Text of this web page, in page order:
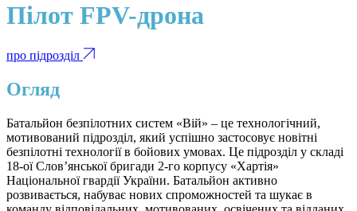
Пілот FPV-дрона
про підрозділ
Огляд
Батальйон безпілотних систем «Вій» – це технологічний,
мотивований підрозділ, який успішно застосовує новітні
безпілотні технології в бойових умовах. Це підрозділ у складі
18-ої Словʼянської бригади 2-го корпусу «Хартія»
Національної гвардії України. Батальйон активно
розвивається, набуває нових спроможностей та шукає в